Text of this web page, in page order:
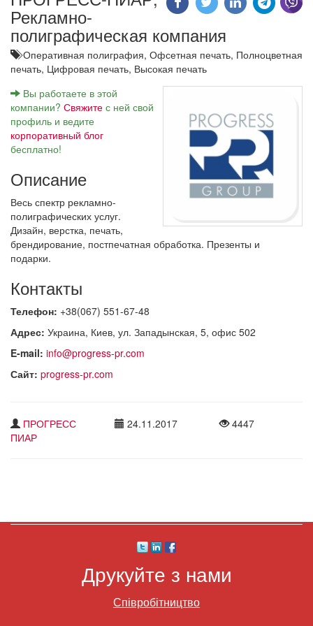
Рекламно-
полиграфическая компания
Оперативная полиграфия, Офсетная печать, Полноцветная
печать, Цифровая печать, Высокая печать
Вы работаете в этой
компании? Свяжите с ней свой
профиль и ведите
корпоративный блог
бесплатно!
Описание
Весь спектр рекламно-
полиграфических услуг.
Дизайн, верстка, печать,
брендирование, постпечатная обработка. Презенты и
подарки.
Контакты
Телефон: +38(067) 551-67-48
Адрес: Украина, Киев, ул. Западынская, 5, офис 502
E-mail: info@progress-pr.com
Сайт: progress-pr.com
ПРОГРЕСС
ПИАР
24.11.2017 4447
Друкуйте з нами
Співробітництво